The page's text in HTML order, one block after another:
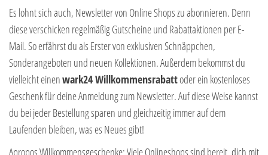
Es lohnt sich auch, Newsletter von Online Shops zu abonnieren. Denn
diese verschicken regelmäßig Gutscheine und Rabattaktionen per E-
Mail. So erfährst du als Erster von exklusiven Schnäppchen,
Sonderangeboten und neuen Kollektionen. Außerdem bekommst du
vielleicht einenwark24 Willkommensrabattoder ein kostenloses
Geschenk für deine Anmeldung zum Newsletter. Auf diese Weise kannst
du bei jeder Bestellung sparen und gleichzeitig immer auf dem
Laufenden bleiben, was es Neues gibt!
Apropos Willkommensgeschenke: Viele Onlineshops sind bereit, dich mit